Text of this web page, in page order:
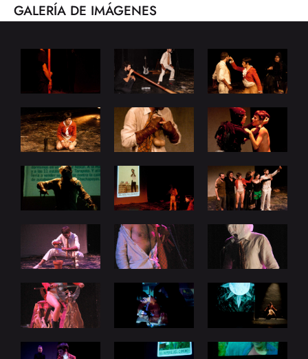
GALERÍA DE IMÁGENES